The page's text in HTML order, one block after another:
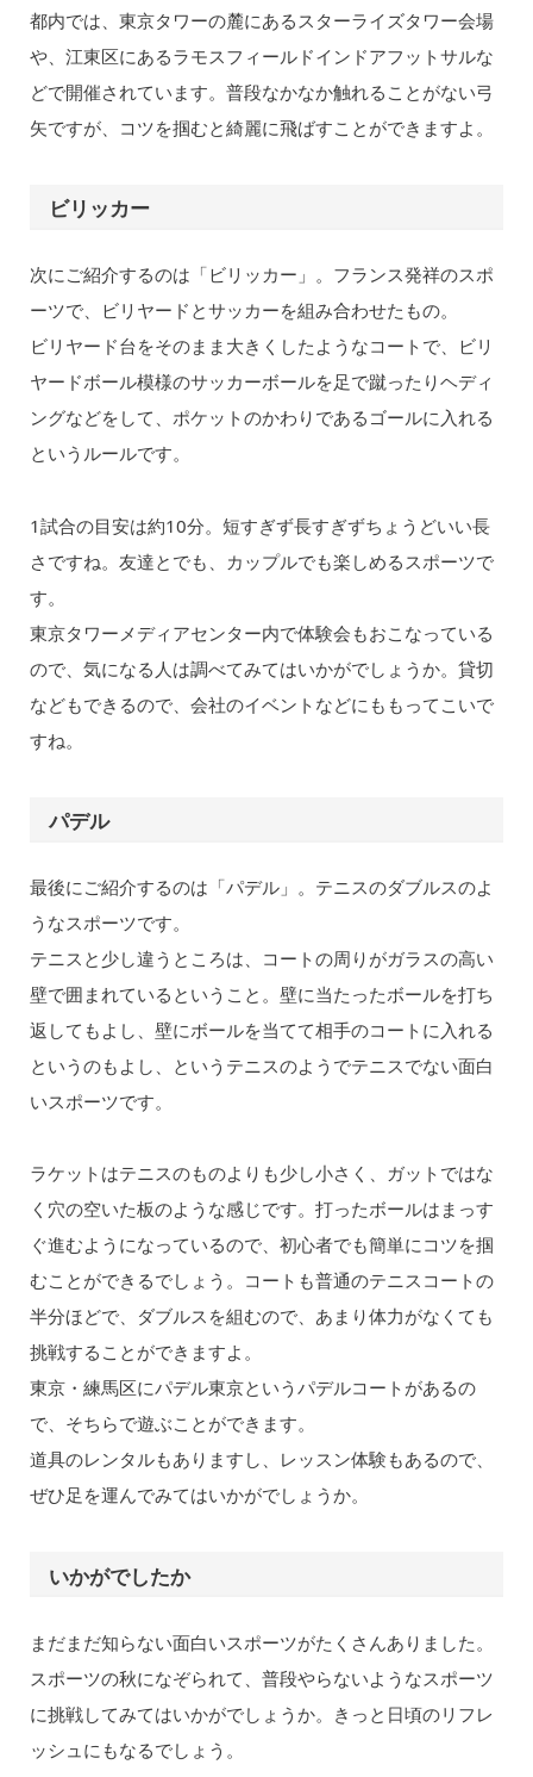
都内では、東京タワーの麓にあるスターライズタワー会場
や、江東区にあるラモスフィールドインドアフットサルな
どで開催されています。普段なかなか触れることがない弓
矢ですが、コツを掴むと綺麗に飛ばすことができますよ。
ビリッカー
次にご紹介するのは「ビリッカー」。フランス発祥のスポ
ーツで、ビリヤードとサッカーを組み合わせたもの。
ビリヤード台をそのまま大きくしたようなコートで、ビリ
ヤードボール模様のサッカーボールを足で蹴ったりヘディ
ングなどをして、ポケットのかわりであるゴールに入れる
というルールです。
1試合の目安は約10分。短すぎず長すぎずちょうどいい長
さですね。友達とでも、カップルでも楽しめるスポーツで
す。
東京タワーメディアセンター内で体験会もおこなっている
ので、気になる人は調べてみてはいかがでしょうか。貸切
などもできるので、会社のイベントなどにももってこいで
すね。
パデル
最後にご紹介するのは「パデル」。テニスのダブルスのよ
うなスポーツです。
テニスと少し違うところは、コートの周りがガラスの高い
壁で囲まれているということ。壁に当たったボールを打ち
返してもよし、壁にボールを当てて相手のコートに入れる
というのもよし、というテニスのようでテニスでない面白
いスポーツです。
ラケットはテニスのものよりも少し小さく、ガットではな
く穴の空いた板のような感じです。打ったボールはまっす
ぐ進むようになっているので、初心者でも簡単にコツを掴
むことができるでしょう。コートも普通のテニスコートの
半分ほどで、ダブルスを組むので、あまり体力がなくても
挑戦することができますよ。
東京・練馬区にパデル東京というパデルコートがあるの
で、そちらで遊ぶことができます。
道具のレンタルもありますし、レッスン体験もあるので、
ぜひ足を運んでみてはいかがでしょうか。
いかがでしたか
まだまだ知らない面白いスポーツがたくさんありました。
スポーツの秋になぞられて、普段やらないようなスポーツ
に挑戦してみてはいかがでしょうか。きっと日頃のリフレ
ッシュにもなるでしょう。